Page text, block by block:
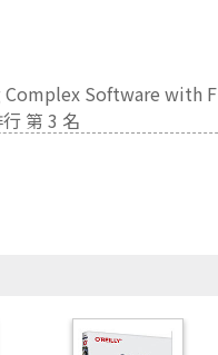
Software with
第 3 名